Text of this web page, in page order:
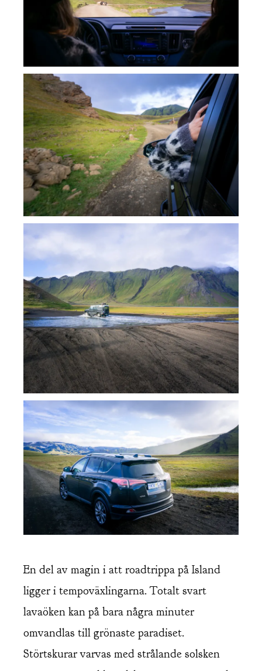
En del av magin i att roadtrippa på Island
ligger i tempoväxlingarna. Totalt svart
lavaöken kan på bara några minuter
omvandlas till grönaste paradiset.
Störtskurar varvas med strålande solsken